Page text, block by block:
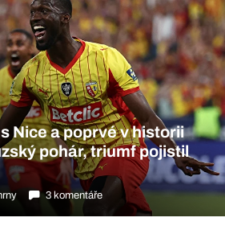
Nice a poprvé v historii
pohár, triumf pojistil
3 komentáře